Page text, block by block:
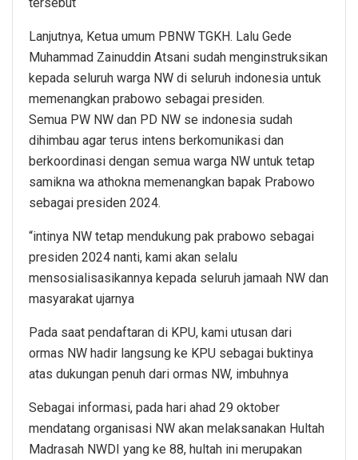
Lanjutnya, Ketua umum PBNW TGKH. Lalu Gede
Muhammad Zainuddin Atsani sudah menginstruksikan
kepada seluruh warga NW di seluruh indonesia untuk
memenangkan prabowo sebagai presiden.
Semua PW NW dan PD NW se indonesia sudah
dihimbau agar terus intens berkomunikasi dan
berkoordinasi dengan semua warga NW untuk tetap
samikna wa athokna memenangkan bapak Prabowo
sebagai presiden 2024.
“intinya NW tetap mendukung pak prabowo sebagai
presiden 2024 nanti, kami akan selalu
mensosialisasikannya kepada seluruh jamaah NW dan
masyarakat ujarnya
Pada saat pendaftaran di KPU, kami utusan dari
ormas NW hadir langsung ke KPU sebagai buktinya
atas dukungan penuh dari ormas NW, imbuhnya
Sebagai informasi, pada hari ahad 29 oktober
mendatang organisasi NW akan melaksanakan Hultah
Madrasah NWDI yang ke 88, hultah ini merupakan